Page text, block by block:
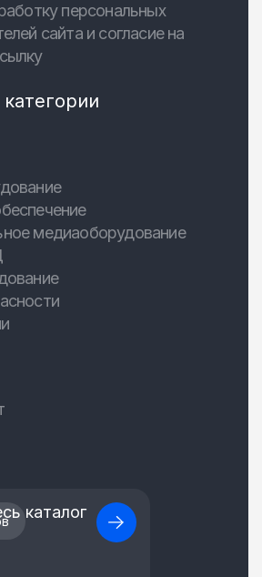
персональных
сайта и согласие на
медиаоборудование
каталог